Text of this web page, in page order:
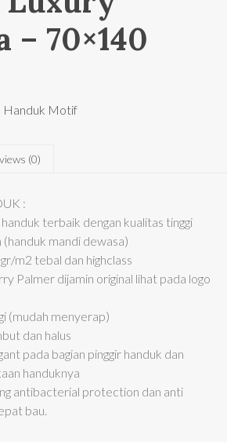
– 70×140
Handuk Motif
(0)
:
terbaik dengan kualitas tinggi
mandi dewasa)
m2 tebal dan highclass
Palmer dijamin original lihat pada logo
(mudah menyerap)
dan halus
pada bagian pinggir handuk dan
handuknya
antibacterial protection dan anti
bau.